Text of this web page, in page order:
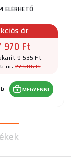
ELÉRHETŐ
ár
970 Ft
9 535 Ft
ár:27 505 Ft
MEGVENNI